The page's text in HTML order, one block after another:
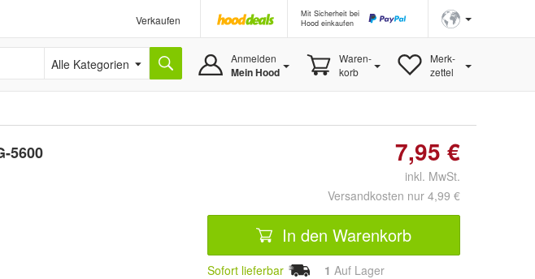
Verkaufen
Mit Sicherheit bei
Hood einkaufen
Alle Kategorien Anmelden
Mein Hood
Waren-
korb
Merk-
zettel
5600 7,95 €
inkl. MwSt.
Versandkosten nur 4,99 €
In den Warenkorb
Sofort lieferbar 1 Auf Lager